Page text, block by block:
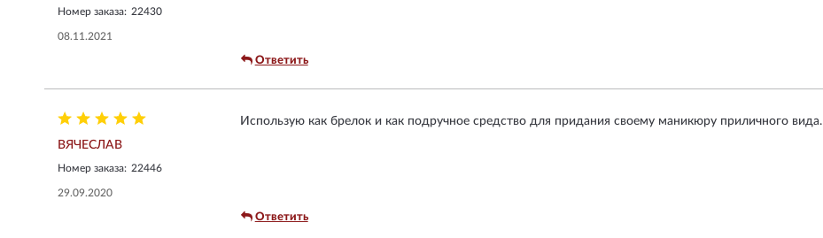
Номер заказа: 22430
08.11.2021
Ответить
ВЯЧЕСЛАВ
Номер заказа: 22446
29.09.2020
Использую как брелок и как подручное средство для придания своему маникюру приличного вида.
Ответить